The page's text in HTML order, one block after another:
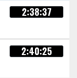
2:38:37
2:40:25